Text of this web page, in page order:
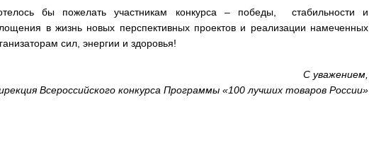
бы пожелать участникам конкурса – победы, стабильности и
в жизнь новых перспективных проектов и реализации намеченных
сил, энергии и здоровья!
С уважением,
Всероссийского конкурса Программы «100 лучших товаров России»